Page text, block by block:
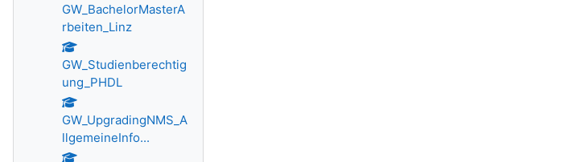
GW_BachelorMasterA
rbeiten_Linz
GW_Studienberechtig
ung_PHDL
GW_UpgradingNMS_A
llgemeineInfo...